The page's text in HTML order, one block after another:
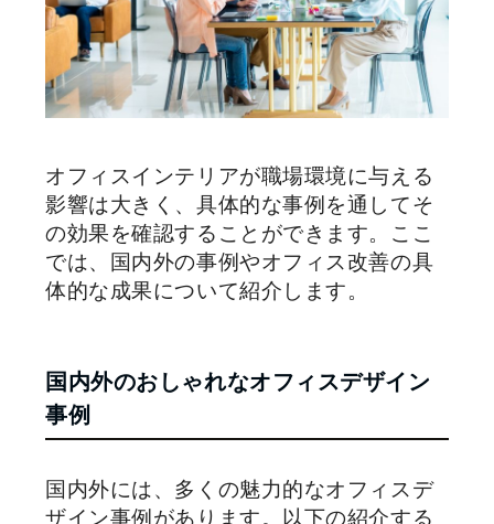
オフィスインテリアが職場環境に与える
影響は大きく、具体的な事例を通してそ
の効果を確認することができます。ここ
では、国内外の事例やオフィス改善の具
体的な成果について紹介します。
国内外のおしゃれなオフィスデザイン
事例
国内外には、多くの魅力的なオフィスデ
ザイン事例があります。以下の紹介する